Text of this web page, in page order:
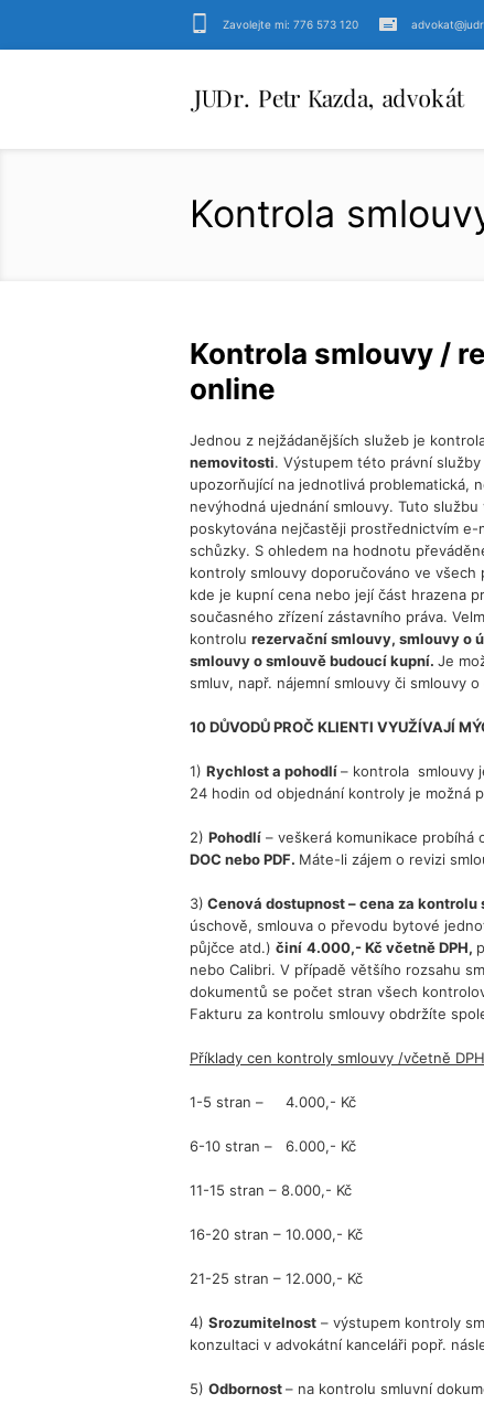
Zavolejte mi: 776 573 120
Kontrola
Kontrola smlouvy /
online
Jednou z nejžádanějších služeb je
nemovitosti. Výstupem této právní
upozorňující na jednotlivá problematická,
nevýhodná ujednání smlouvy. Tuto službu
poskytována nejčastěji prostřednictvím
schůzky. S ohledem na hodnotu
kontroly smlouvy doporučováno ve všech
kde je kupní cena nebo její část hrazena
současného zřízení zástavního práva.
kontrolu rezervační smlouvy, smlouvy o
smlouvy o smlouvě budoucí kupní. Je
smluv, např. nájemní smlouvy či smlouvy o
10 DŮVODŮ PROČ KLIENTI VYUŽÍVAJÍ
1) Rychlost a pohodlí– kontrola smlouvy
24 hodin od objednání kontroly je možná
2) Pohodlí – veškerá komunikace
DOC nebo PDF. Máte-li zájem o revizi
3) Cenová dostupnost – cena za kontrolu
úschově, smlouva o převodu bytové
půjčce atd.) činí 4.000,- Kč včetně DPH,
nebo Calibri. V případě většího rozsahu
dokumentů se počet stran všech
Fakturu za kontrolu smlouvy obdržíte
Příklady cen kontroly smlouvy /včetně
1-5 stran – 4.000,- Kč
6-10 stran – 6.000,- Kč
11-15 stran – 8.000,- Kč
16-20 stran – 10.000,- Kč
21-25 stran – 12.000,- Kč
4) Srozumitelnost – výstupem kontroly
konzultaci v advokátní kanceláři popř.
5) Odbornost– na kontrolu smluvní